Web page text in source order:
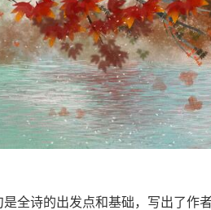
诗的出发点和基础，写出了作者